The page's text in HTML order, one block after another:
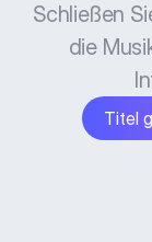
Schließen
die
Titel